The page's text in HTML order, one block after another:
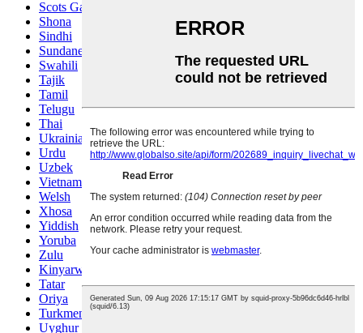
Scots Gaelic
Shona
Sindhi
Sundanese
Swahili
Tajik
Tamil
Telugu
Thai
Ukrainian
Urdu
Uzbek
Vietnamese
Welsh
Xhosa
Yiddish
Yoruba
Zulu
Kinyarwanda
Tatar
Oriya
Turkmen
Uyghur